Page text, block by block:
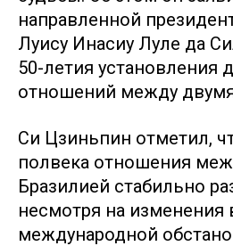
направленной
Луису Инасиу Луле да
50-летия установления
отношений между
Си Цзиньпин отметил,
полвека отношения
Бразилией стабильно
несмотря на изменения
международной